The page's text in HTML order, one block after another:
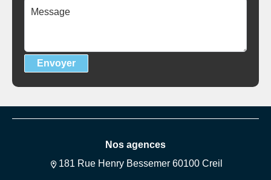
Envoyer
Nos agences
181 Rue Henry Bessemer 60100 Creil